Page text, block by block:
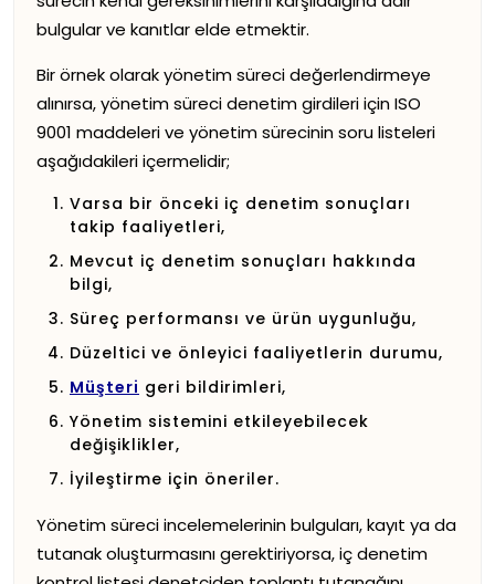
bulgular ve kanıtlar elde etmektir.
Bir örnek olarak yönetim süreci değerlendirmeye
alınırsa, yönetim süreci denetim girdileri için ISO
9001 maddeleri ve yönetim sürecinin soru listeleri
aşağıdakileri içermelidir;
Varsa bir önceki iç denetim sonuçları
takip faaliyetleri,
Mevcut iç denetim sonuçları hakkında
bilgi,
Süreç performansı ve ürün uygunluğu,
Düzeltici ve önleyici faaliyetlerin durumu,
Müşteri geri bildirimleri,
Yönetim sistemini etkileyebilecek
değişiklikler,
İyileştirme için öneriler.
Yönetim süreci incelemelerinin bulguları, kayıt ya da
tutanak oluşturmasını gerektiriyorsa, iç denetim